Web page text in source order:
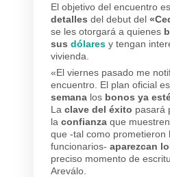
El objetivo del encuentro
detalles del debut del
se les otorgará a quienes
sus dólares y tengan
vivienda.
«El viernes pasado me
encuentro. El plan oficial
semana los bonos ya
La clave del éxito pasará
la confianza que
que -tal como prometieron
funcionarios- aparezcan
preciso momento de
Areválo.